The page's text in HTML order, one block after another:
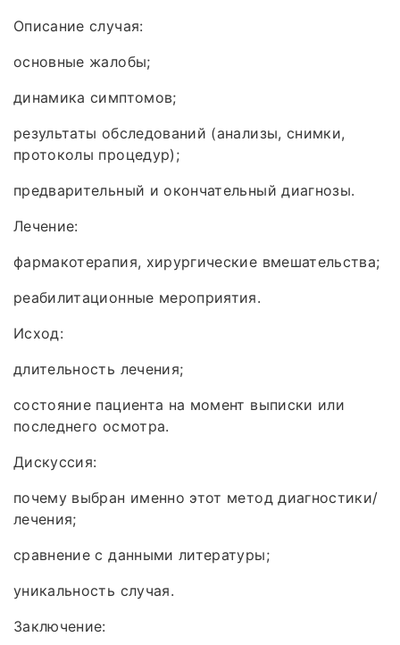
Описание случая:
основные жалобы;
динамика симптомов;
результаты обследований (анализы, снимки,
протоколы процедур);
предварительный и окончательный диагнозы.
Лечение:
фармакотерапия, хирургические вмешательства;
реабилитационные мероприятия.
Исход:
длительность лечения;
состояние пациента на момент выписки или
последнего осмотра.
Дискуссия:
почему выбран именно этот метод диагностики/
лечения;
сравнение с данными литературы;
уникальность случая.
Заключение: